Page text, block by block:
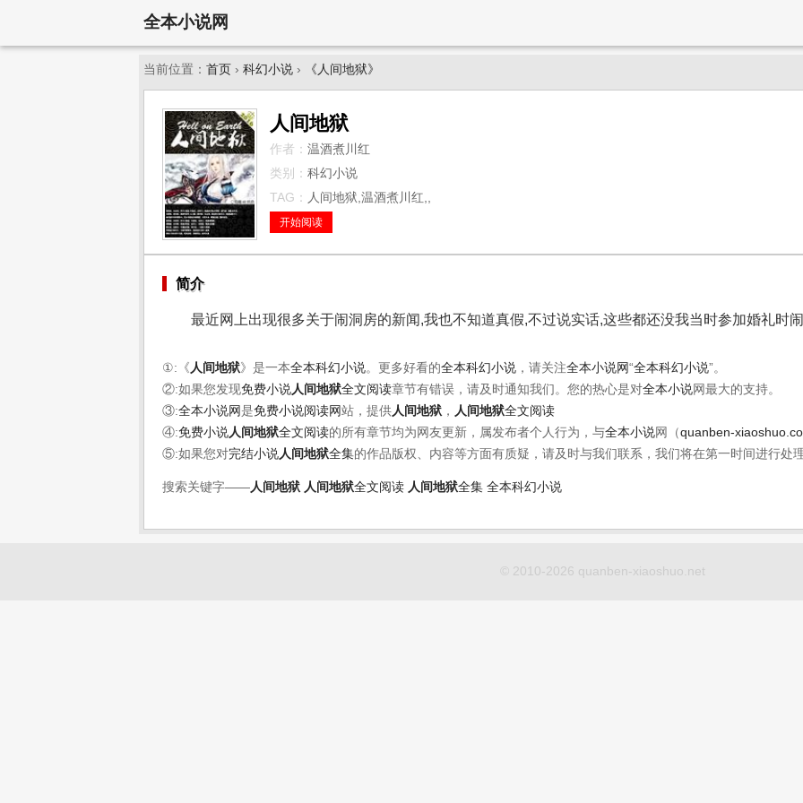
全本小说网
当前位置： 首页 › 科幻小说 › 《人间地狱》
人间地狱
作者： 温酒煮川红
类别： 科幻小说
TAG： 人间地狱,温酒煮川红,,
开始阅读
简介
最近网上出现很多关于闹洞房的新闻,我也不知道真假,不过说实话,这些都还没我当时参加婚礼时
①:《 人间地狱》是一本全本科幻小说。更多好看的全本科幻小说 ，请关注全本小说网“全本科幻小说”。
②:如果您发现免费小说 人间地狱全文阅读章节有错误，请及时通知我们。您的热心是对全本小说网最大的支持。
③:全本小说网是免费小说阅读网站，提供 人间地狱 ， 人间地狱全文阅读
④:免费小说 人间地狱全文阅读的所有章节均为网友更新，属发布者个人行为，与全本小说网（quanben-
⑤:如果您对完结小说 人间地狱全集的作品版权、内容等方面有质疑，请及时与我们联系，我们将在第一时间进行处
搜索关键字——人间地狱 人间地狱全文阅读 人间地狱全集 全本科幻小说
© 2010-2026 quanben-xiaoshuo.net